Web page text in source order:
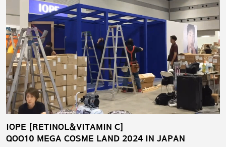
IOPE [RETINOL&VITAMIN C]
QOO10 MEGA COSME LAND 2024 IN JAPAN